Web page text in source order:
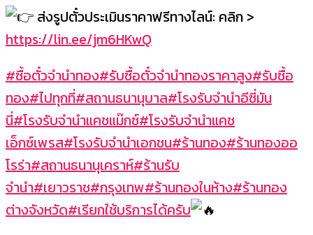
ส่งรูปตั๋วประเมินราคาฟรีทางไลน์: คลิก >
https://lin.ee/jm6HKwQ
#ซื้อตั๋วจำนำทอง#รับซื้อตั๋วจำนำทองราคาสูง#รับซื้อ
ทอง#ไปทุกที่#สถานธนานุบาล#โรงรับจำนำอีซี่มัน
นี่#โรงรับจำนำแคชแม๊กซ์#โรงรับจำนำแคช
เอ็กซ์เพรส#โรงรับจำนำเอกชน#ร้านทอง#ร้านทองออ
โรร่า#สถานธนานุเคราห์#ร้านรับ
จำนำ#เยาวราช#กรุงเทพ#ร้านทองในห้าง#ร้านทอง
ต่างจังหวัด#เรียกใช้บริการได้ครับ